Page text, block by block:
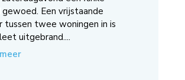
gewoed. Een vrijstaande
tussen twee woningen in is
uitgebrand....